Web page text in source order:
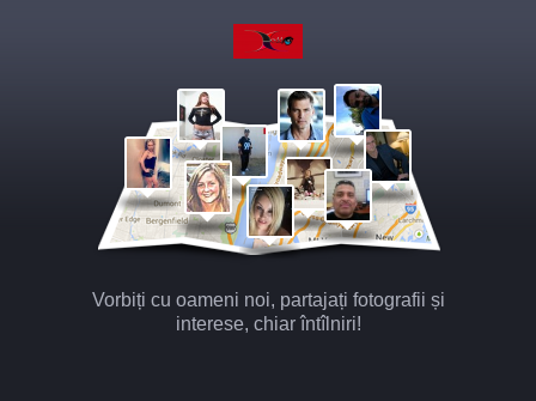
Vorbiți cu oameni noi, partajați fotografii și
interese, chiar întîlniri!